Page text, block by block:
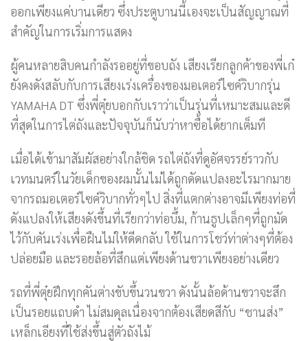
ออกเพียงแค่บานเดียว ซึ่งประตูบานนี้เองจะเป็นสัญญาณที่
สำคัญในการเริ่มการแสดง
ผู้คนหลายสิบคนกำลังรออยู่ที่ขอบถัง เสียงเรียกลูกค้าของพี่เก๋
ยังคงดังสลับกับการเสียงเร่งเครื่องของมอเตอร์ไซค์วิบากรุ่น
YAMAHA DT ซึ่งพี่ตุ๋ยบอกกับเราว่าเป็นรุ่นที่เหมาะสมและดี
ที่สุดในการไต่ถังและปัจจุบันก็นับว่าหาซื้อได้ยากเต็มที
เมื่อได้เข้ามาสัมผัสอย่างใกล้ชิด รถไต่ถังที่ดูอัศจรรย์ราวกับ
เวทมนตร์ในวัยเด็กของผมนั้นไม่ได้ถูกดัดแปลงอะไรมากมาย
จากรถมอเตอร์ไซค์วิบากทั่วๆไป สิ่งที่แตกต่างอาจมีเพียงท่อที่
ดังแปลงให้เสียงดังขึ้นที่เรียกว่าท่อบึ้ม, ก้านธูปเล็กๆที่ถูกมัด
ไว้กับคันเร่งเพื่อฝืนไม่ให้ดีดกลับ ใช้ในการโชว์ท่าต่างๆที่ต้อง
ปล่อยมือ และรอยล้อที่สึกแต่เพียงด้านขวาเพียงอย่างเดียว
รถที่พี่ตุ๋ยฝึกทุกคันต่างขับขึ้นวนขวา ดังนั้นล้อด้านขวาจะสึก
เป็นรอยแถบดำ ไม่สมดุลเนื่องจากต้องเสียดสีกับ “ชานส่ง”
เหล็กเอียงที่ใช้ส่งขึ้นสู่ตัวถังไม้